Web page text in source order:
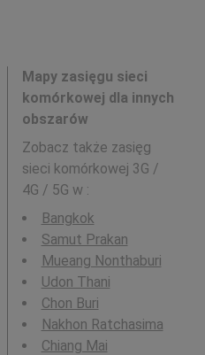
Mapy zasięgu sieci
komórkowej dla innych
obszarów
Zobacz także zasięg
sieci komórkowej 3G /
4G / 5G w :
Bangkok
Samut Prakan
Mueang Nonthaburi
Udon Thani
Chon Buri
Nakhon Ratchasima
Chiang Mai